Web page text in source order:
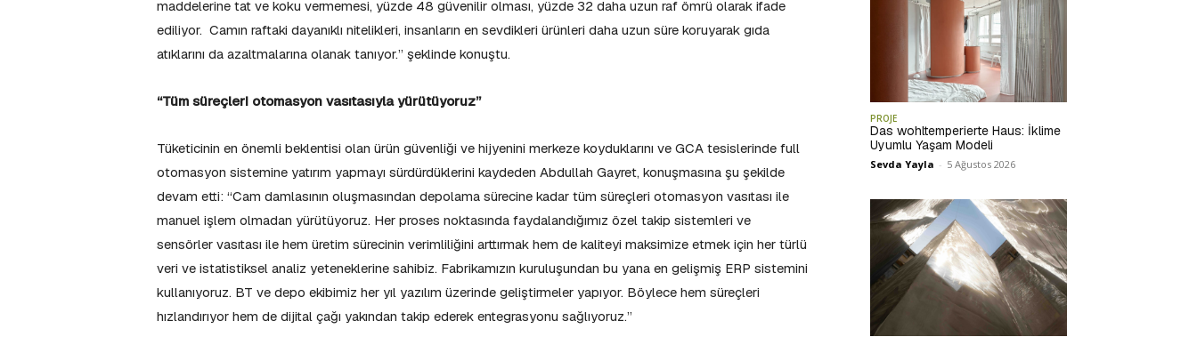
maddelerine tat ve koku vermemesi, yüzde 48 güvenilir olması, yüzde 32 daha uzun raf ömrü olarak ifade
ediliyor. Camın raftaki dayanıklı nitelikleri, insanların en sevdikleri ürünleri daha uzun süre koruyarak gıda
atıklarını da azaltmalarına olanak tanıyor.” şeklinde konuştu.
“Tüm süreçleri otomasyon vasıtasıyla yürütüyoruz”
Tüketicinin en önemli beklentisi olan ürün güvenliği ve hijyenini merkeze koyduklarını ve GCA tesislerinde full
otomasyon sistemine yatırım yapmayı sürdürdüklerini kaydeden Abdullah Gayret, konuşmasına şu şekilde
devam etti: “Cam damlasının oluşmasından depolama sürecine kadar tüm süreçleri otomasyon vasıtası ile
manuel işlem olmadan yürütüyoruz. Her proses noktasında faydalandığımız özel takip sistemleri ve
sensörler vasıtası ile hem üretim sürecinin verimliliğini arttırmak hem de kaliteyi maksimize etmek için her türlü
veri ve istatistiksel analiz yeteneklerine sahibiz. Fabrikamızın kuruluşundan bu yana en gelişmiş ERP sistemini
kullanıyoruz. BT ve depo ekibimiz her yıl yazılım üzerinde geliştirmeler yapıyor. Böylece hem süreçleri
hızlandırıyor hem de dijital çağı yakından takip ederek entegrasyonu sağlıyoruz.”
PROJE
Das wohltemperierte Haus: İklime
Uyumlu Yaşam Modeli
Sevda Yayla - 5 Ağustos 2026